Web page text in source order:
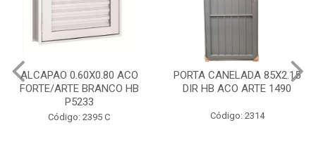
PORTA CANELADA 85X2.15
DIR HB ACO ARTE 1490
Código: 2314
PORTA LAMINADA 60X215
DIR POP/MIX HB
Código: 2340